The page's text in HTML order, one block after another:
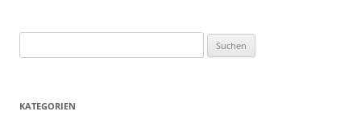
u
KATEGORIEN